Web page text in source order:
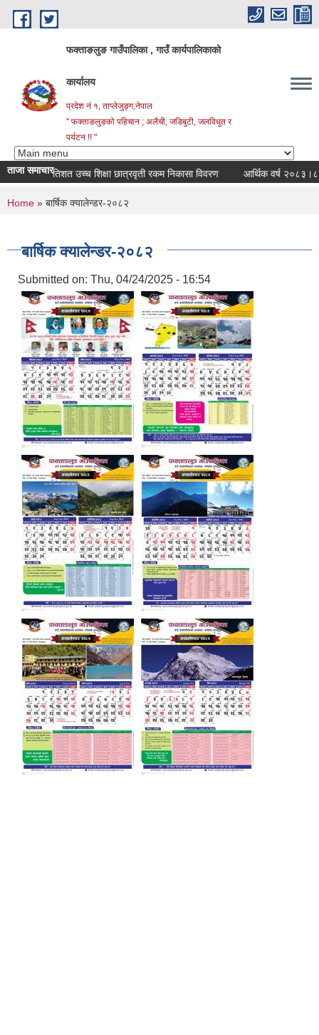
Skip to main content
फक्ताङलुङ गाउँपालिका , गाउँ कार्यपालिकाको
कार्यालय
प्रदेश नं १, ताप्लेजुङ्ग,नेपाल
" फक्ताङलुङको पहिचान ; अलैची, जडिबुटी, जलविधुत र
पर्यटन !! "
ताजा समाचार
सत प्रतिशत उच्च शिक्षा छात्रवृती रकम निकासा विवरण आर्थिक वर्ष २०८३।८४ को
You are here
Home » बार्षिक क्यालेन्डर-२०८२
बार्षिक क्यालेन्डर-२०८२
Submitted on: Thu, 04/24/2025 - 16:54